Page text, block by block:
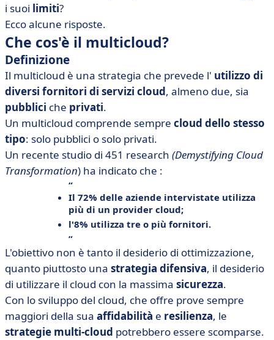
i suoi limiti?
Ecco alcune risposte.
Che cos'è il multicloud?
Definizione
Il multicloud è una strategia che prevede l' utilizzo di
diversi fornitori di servizi cloud, almeno due, sia
pubblici che privati.
Un multicloud comprende sempre cloud dello stesso
tipo: solo pubblici o solo privati.
Un recente studio di 451 research (Demystifying Cloud
Transformation) ha indicato che :
Il 72% delle aziende intervistate utilizza
più di un provider cloud;
l'8% utilizza tre o più fornitori.
L'obiettivo non è tanto il desiderio di ottimizzazione,
quanto piuttosto una strategia difensiva, il desiderio
di utilizzare il cloud con la massima sicurezza.
Con lo sviluppo del cloud, che offre prove sempre
maggiori della sua affidabilità e resilienza, le
strategie multi-cloud potrebbero essere scomparse.